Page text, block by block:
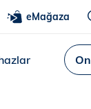
eMağaza